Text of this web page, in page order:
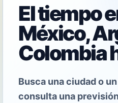
El tiempo
México,
Colombia
Busca una ciudad o
consulta una